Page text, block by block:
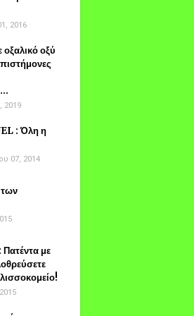
2016
οξαλικό οξύ
2019
: Όλη η
07, 2014
με